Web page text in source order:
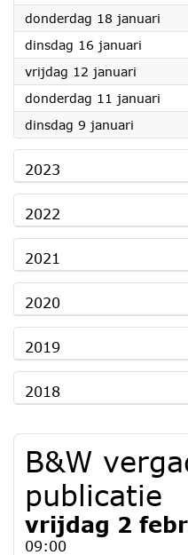
donderdag 18 januari
dinsdag 16 januari
vrijdag 12 januari
donderdag 11 januari
dinsdag 9 januari
2023
2022
2021
2020
2019
2018
B&W
publicatie
vrijdag 2
09:00